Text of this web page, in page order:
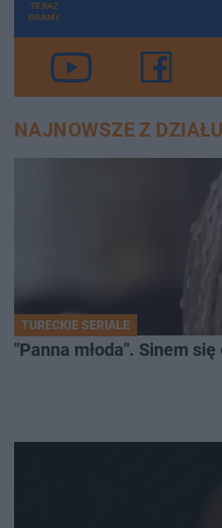
TERAZ
GRAMY
NAJNOWSZE Z
TURECKIE SERIALE
"Panna młoda". Sinem